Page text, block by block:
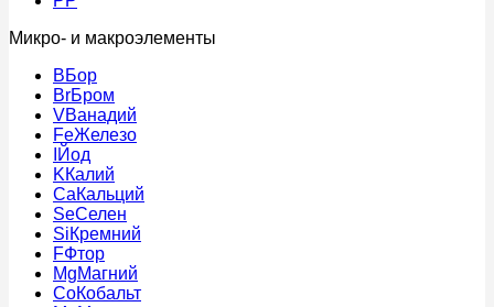
Микро- и макроэлементы
BБор
BrБром
VВанадий
FeЖелезо
Йод
KКалий
CaКальций
SeСелен
SiКремний
FФтор
MgМагний
CoКобальт